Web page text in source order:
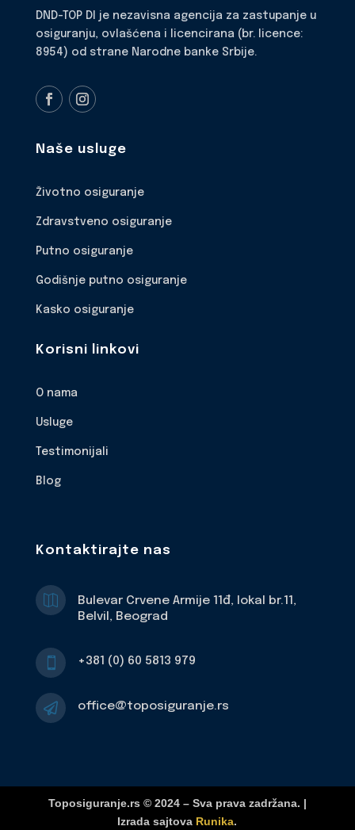
DND-TOP DI je nezavisna agencija za zastupanje u
osiguranju, ovlašćena i licencirana (br. licence:
8954) od strane Narodne banke Srbije.
Naše usluge
Životno osiguranje
Zdravstveno osiguranje
Putno osiguranje
Godišnje putno osiguranje
Kasko osiguranje
Korisni linkovi
O nama
Usluge
Testimonijali
Blog
Kontaktirajte nas
Bulevar Crvene Armije 11đ, lokal br.11,
Belvil, Beograd
+381 (0) 60 5813 979
 office@toposiguranje.rs
Toposiguranje.rs © 2024 – Sva prava zadržana. |
Izrada sajtova Runika.